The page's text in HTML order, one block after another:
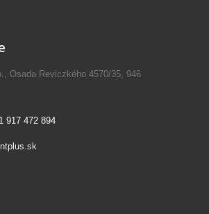
Osada Reviczkého 4570/35, 946
917 472 894